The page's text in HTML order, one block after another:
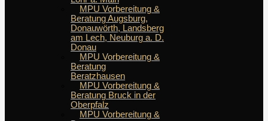
MPU Vorbereitung &
Beratung Augsburg,
Donauwörth, Landsberg
am Lech, Neuburg a. D.
Donau
MPU Vorbereitung &
Beratung
Beratzhausen
MPU Vorbereitung &
Beratung Bruck in der
Oberpfalz
MPU Vorbereitung &